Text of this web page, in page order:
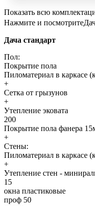
Показать всю
Нажмите и посмотрите
Дача стандарт
Пол:
Покрытие пола
Пиломатериал в каркасе
+
Сетка от грызунов
+
Утепление эковата
200
Покрытие пола фанера
+
Стены:
Пиломатериал в каркасе
+
Утепление стен -
15
окна пластиковые
проф 50